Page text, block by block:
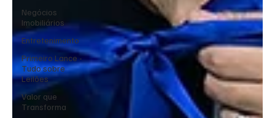
Negócios
Imobiliários
Entretenimento
Primeiro Lance -
Tudo sobre
Leilões
Valor que
Transforma